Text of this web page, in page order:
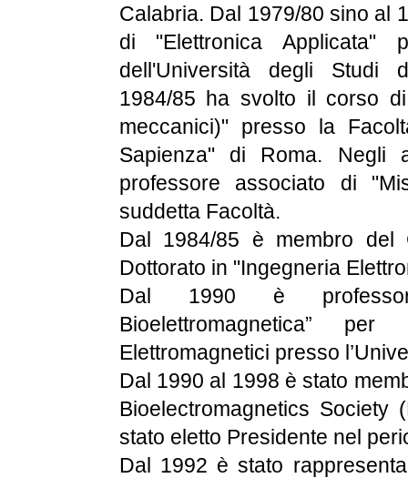
Calabria. Dal 1979/80 sino al
di "Elettronica Applicata"
dell'Università degli Studi
1984/85 ha svolto il corso
meccanici)" presso la
Sapienza" di Roma. Negli
professore associato di
suddetta Facoltà.
Dal 1984/85 è membro
Dottorato in "Ingegneria
Dal 1990 è
Bioelettromagnetica”
Elettromagnetici presso
Dal 1990 al 1998 è stato
Bioelectromagnetics Society
stato eletto Presidente nel
Dal 1992 è stato